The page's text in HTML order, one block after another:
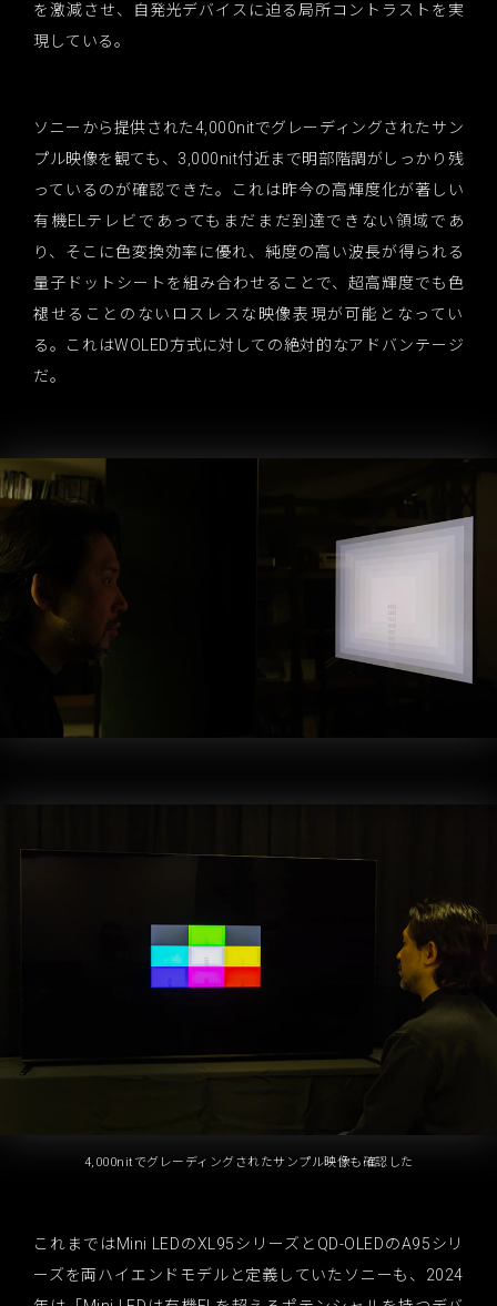
を激減させ、自発光デバイスに迫る局所コントラストを実
現している。
ソニーから提供された4,000nitでグレーディングされたサン
プル映像を観ても、3,000nit付近まで明部階調がしっかり残
っているのが確認できた。これは昨今の高輝度化が著しい
有機ELテレビであってもまだまだ到達できない領域であ
り、そこに色変換効率に優れ、純度の高い波長が得られる
量子ドットシートを組み合わせることで、超高輝度でも色
褪せることのないロスレスな映像表現が可能となってい
る。これはWOLED方式に対しての絶対的なアドバンテージ
だ。
4,000nitでグレーディングされたサンプル映像も確認した
これまではMini LEDのXL95シリーズとQD-OLEDのA95シリ
ーズを両ハイエンドモデルと定義していたソニーも、2024